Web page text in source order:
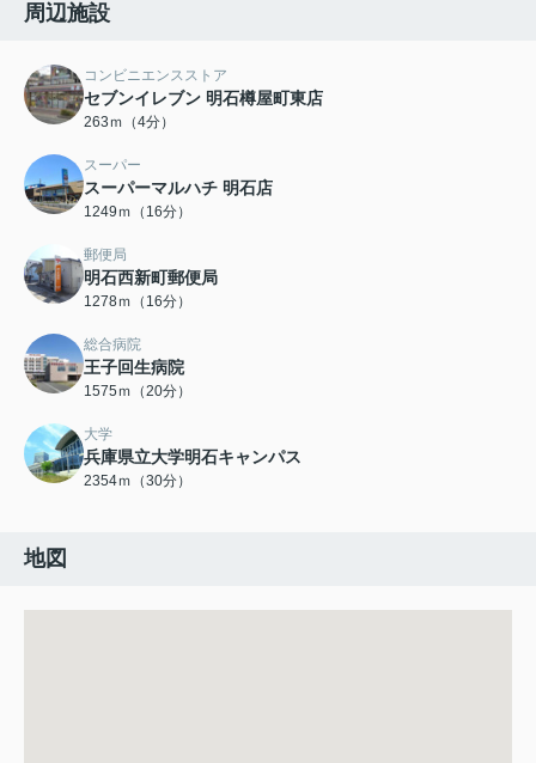
周辺施設
コンビニエンスストア
セブンイレブン 明石樽屋町東店
263ｍ（4分）
スーパー
スーパーマルハチ 明石店
1249ｍ（16分）
郵便局
明石西新町郵便局
1278ｍ（16分）
総合病院
王子回生病院
1575ｍ（20分）
大学
兵庫県立大学明石キャンパス
2354ｍ（30分）
地図